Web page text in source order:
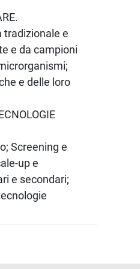
tradizionale e
e da campioni
e delle loro
Screening e
up e
e secondari;